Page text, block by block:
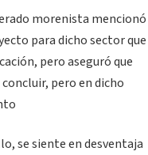
morenista mencionó
para dicho sector que
pero aseguró que
pero en dicho
se siente en desventaja